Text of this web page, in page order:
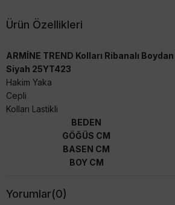
Ürün Özellikleri
ARMİNE TREND Kolları Ribanalı
Siyah 25YT423
Hakim Yaka
Cepli
Kolları Lastikli
BEDEN
GÖĞÜS CM
BASEN CM
BOY CM
Yorumlar(0)